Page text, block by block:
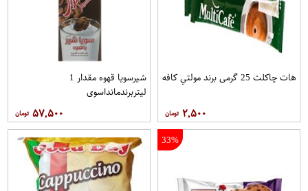
هات چاکلت 25 گرمی برند مولتي کافه
۲,۵۰۰
شیرسویا قهوه مقدار 1
لیتربرندمانداسوی
۵۷,۵۰۰
33%